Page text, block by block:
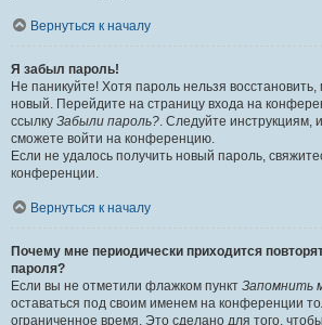
Вернуться к началу
Я забыл пароль!
Не паникуйте! Хотя пароль нельзя восстановить,
новый. Перейдите на страницу входа на
ссылку Забыли пароль?. Следуйте инструкциям,
сможете войти на конференцию.
Если не удалось получить новый пароль,
конференции.
Вернуться к началу
Почему мне периодически приходится
пароля?
Если вы не отметили флажком пункт Запомнить
оставаться под своим именем на конференции
ограниченное время. Это сделано для того,